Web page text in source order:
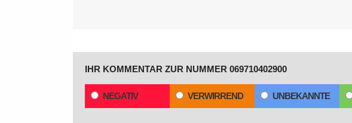
IHR KOMMENTAR ZUR NUMMER 069710402900
NEGATIV VERWIRREND UNBEKANNTE